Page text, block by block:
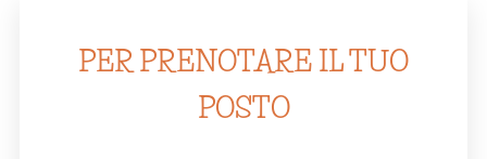
PER PRENOTARE IL TUO
POSTO